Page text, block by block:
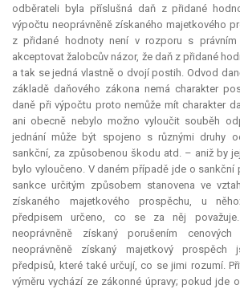
odběrateli byla příslušná daň z přidané
výpočtu neoprávněně získaného majetkového
z přidané hodnoty není v rozporu s právním
akceptovat žalobcův názor, že daň z přidané
a tak se jedná vlastně o dvojí postih. Odvod
základě daňového zákona nemá charakter
daně při výpočtu proto nemůže mít charakter
ani obecně nebylo možno vyloučit souběh
jednání může být spojeno s různými druhy
sankční, za způsobenou škodu atd. – aniž by
bylo vyloučeno. V daném případě jde o sankční
sankce určitým způsobem stanovena ve
získaného majetkového prospěchu, u
předpisem určeno, co se za něj
neoprávněně získaný porušením
neoprávněně získaný majetkový prospěch
předpisů, které také určují, co se jimi rozumí.
výměru vychází ze zákonné úpravy; pokud jde